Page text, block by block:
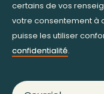
certains de vos
votre consentement à
puisse les utiliser
confidentialité.